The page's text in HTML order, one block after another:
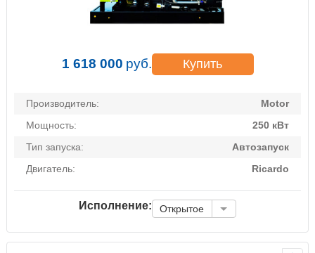
1 618 000 руб. Купить
Производитель:
Motor
Мощность:
250 кВт
Тип запуска:
Автозапуск
Двигатель:
Ricardo
Исполнение: Открытое